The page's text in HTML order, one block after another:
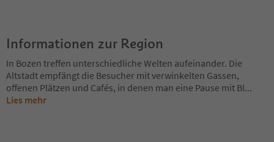
Informationen zur Region
In Bozen treffen unterschiedliche Welten aufeinander. Die
Altstadt empfängt die Besucher mit verwinkelten Gassen,
offenen Plätzen und Cafés, in denen man eine Pause mit Bl...
Lies mehr